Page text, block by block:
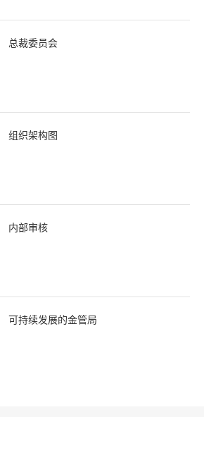
总裁委员会
组织架构图
内部审核
可持续发展的金管局